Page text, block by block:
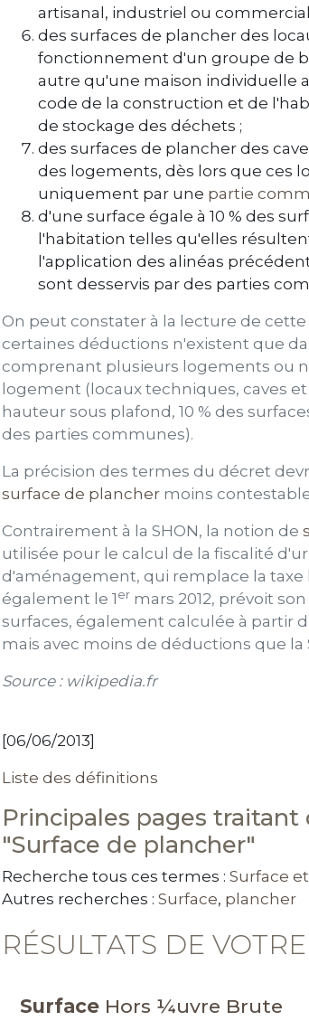
artisanal, industriel ou
des surfaces de plancher des
fonctionnement d'un groupe de
autre qu'une maison individuelle
code de la construction et de
de stockage des déchets ;
des surfaces de plancher des
des logements, dès lors que ces
uniquement par une partie
d'une surface égale à 10 % des
l'habitation telles qu'elles
l'application des alinéas
sont desservis par des parties
On peut constater à la lecture de
certaines déductions n'existent que
comprenant plusieurs logements ou
logement (locaux techniques, caves
hauteur sous plafond, 10 % des
des parties communes).
La précision des termes du décret
surface de planchermoins
Contrairement à la SHON, la notion de
utilisée pour le calcul de la fiscalité
d'aménagement, qui remplace la
également le 1 ermars 2012, prévoit
surfaces, également calculée à partir
mais avec moins de déductions que la
Source : wikipedia.fr
[06/06/2013]
Liste des définitions
Principales pages
"Surface de plancher"
Recherche tous ces termes : Surface
Autres recherches : Surface, plancher
RÉSULTATS DE
SurfaceHors ¼uvre Brute